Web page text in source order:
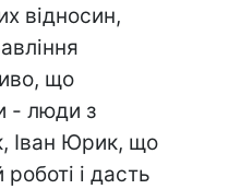
відносин,
що
- люди з
Іван Юрик, що
і дасть